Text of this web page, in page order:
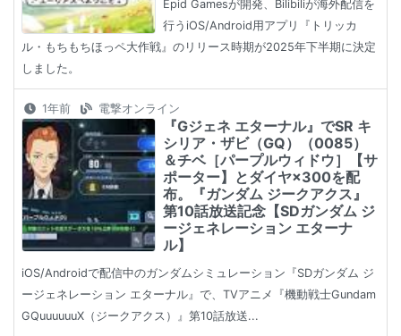
Epid Gamesが開発、Bilibiliが海外配信を
行うiOS/Android用アプリ『トリッカ
ル・もちもちほっペ大作戦』のリリース時期が2025年下半期に決定
しました。
1年前 電撃オンライン
『Gジェネ エターナル』でSR キ
シリア・ザビ（GQ）（0085）
＆チベ［パープルウィドウ］【サ
ポーター】とダイヤ×300を配
布。『ガンダム ジークアクス』
第10話放送記念【SDガンダム ジ
ージェネレーション エターナ
ル】
iOS/Androidで配信中のガンダムシミュレーション『SDガンダム ジ
ージェネレーション エターナル』で、TVアニメ『機動戦士Gundam
GQuuuuuuX（ジークアクス）』第10話放送...